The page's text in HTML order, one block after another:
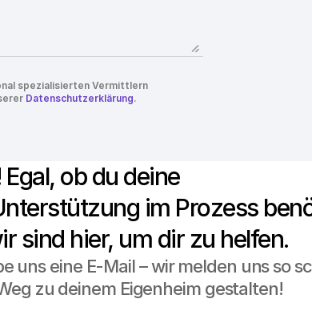
spezialisierten Vermittlern
Datenschutzerklärung.
ob du deine
im Prozess
sind hier, um dir zu helfen.
uns eine E-Mail – wir melden uns so
zu deinem Eigenheim gestalten!